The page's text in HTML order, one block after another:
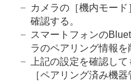
カメラの ［機内モード
確認する。
スマートフォンの
ラのペアリング情報を
上記の設定を確認し
［ペアリング済み機器